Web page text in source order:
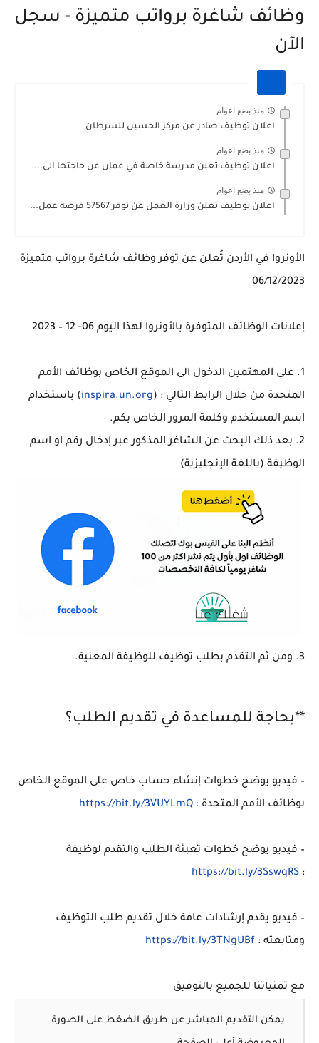
وظائف شاغرة برواتب متميزة - سجل
الآن
منذ بضع اعوام
اعلان توظيف صادر عن مركز الحسين للسرطان
منذ بضع اعوام
اعلان توظيف تعلن مدرسة خاصة في عمان عن حاجتها الى...
منذ بضع اعوام
اعلان توظيف تعلن وزارة العمل عن توفر 57567 فرصة عمل...
الأونروا في الأردن تُعلن عن توفر وظائف شاغرة برواتب متميزة
06/12/2023
إعلانات الوظائف المتوفرة بالأونروا لهذا اليوم 06- 12 – 2023
1. على المهتمين الدخول الى الموقع الخاص بوظائف الأمم
المتحدة من خلال الرابط التالي : (inspira.un.org) باستخدام
اسم المستخدم وكلمة المرور الخاص بكم.
2. بعد ذلك البحث عن الشاغر المذكور عبر إدخال رقم او اسم
الوظيفة (باللغة الإنجليزية)
3. ومن ثم التقدم بطلب توظيف للوظيفة المعنية.
**بحاجة للمساعدة في تقديم الطلب؟
– فيديو يوضح خطوات إنشاء حساب خاص على الموقع الخاص
بوظائف الأمم المتحدة : https://bit.ly/3VUYLmQ
– فيديو يوضح خطوات تعبئة الطلب والتقدم لوظيفة
:
https://bit.ly/3SswqRS
– فيديو يقدم إرشادات عامة خلال تقديم طلب التوظيف
ومتابعته : https://bit.ly/3TNgUBf
مع تمنياتنا للجميع بالتوفيق
يمكن التقديم المباشر عن طريق الضغط على الصورة